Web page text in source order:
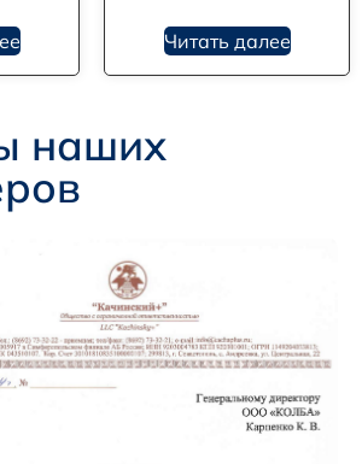
Читать далее
наших